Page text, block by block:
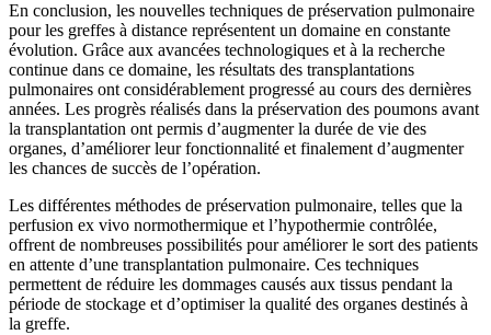
En conclusion, les nouvelles techniques de préservation pulmonaire
pour les greffes à distance représentent un domaine en constante
évolution. Grâce aux avancées technologiques et à la recherche
continue dans ce domaine, les résultats des transplantations
pulmonaires ont considérablement progressé au cours des dernières
années. Les progrès réalisés dans la préservation des poumons avant
la transplantation ont permis d’augmenter la durée de vie des
organes, d’améliorer leur fonctionnalité et finalement d’augmenter
les chances de succès de l’opération.
Les différentes méthodes de préservation pulmonaire, telles que la
perfusion ex vivo normothermique et l’hypothermie contrôlée,
offrent de nombreuses possibilités pour améliorer le sort des patients
en attente d’une transplantation pulmonaire. Ces techniques
permettent de réduire les dommages causés aux tissus pendant la
période de stockage et d’optimiser la qualité des organes destinés à
la greffe.